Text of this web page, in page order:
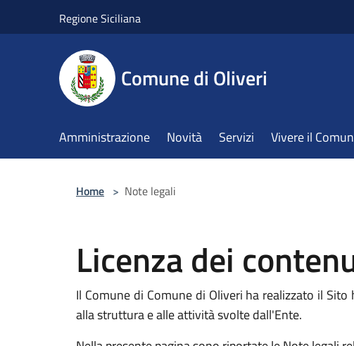
Regione Siciliana
Comune di Oliveri
Amministrazione Novità Servizi Vivere il
Home > Note legali
Licenza dei
Il Comune di Comune di Oliveri ha realizzato il
alla struttura e alle attività svolte dall'Ente.